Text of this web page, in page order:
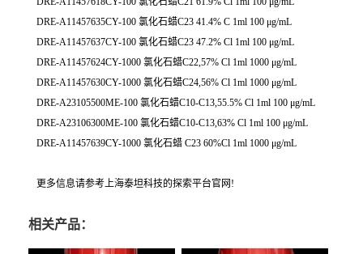
DRE-A11457635CY-100 氯化石蜡C23 41.4% C 1ml 100 μg/mL
DRE-A11457637CY-100 氯化石蜡C23 47.2% Cl 1ml 100 μg/mL
DRE-A11457624CY-1000 氯化石蜡C22,57% Cl 1ml 1000 μg/mL
DRE-A11457630CY-1000 氯化石蜡C24,56% Cl 1ml 1000 μg/mL
DRE-A23105500ME-100 氯化石蜡C10-C13,55.5% Cl 1ml 100 μg/mL
DRE-A23106300ME-100 氯化石蜡C10-C13,63% Cl 1ml 100 μg/mL
DRE-A11457639CY-1000 氯化石蜡 C23 60%Cl 1ml 1000 μg/mL
更多信息请参考上海泰坦科技的探索平台官网!
相关产品：